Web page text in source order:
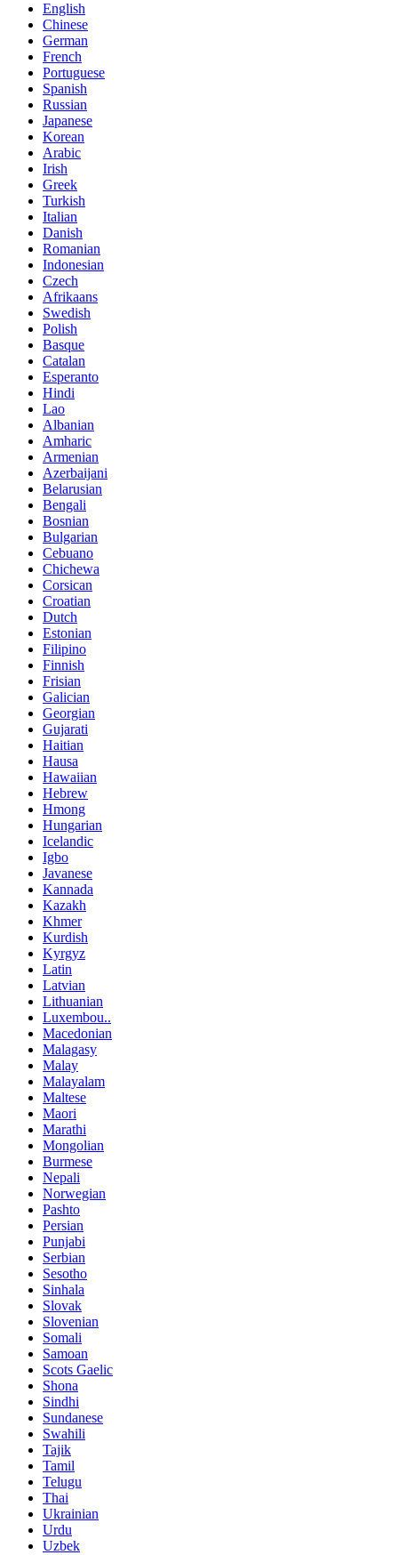
English
Chinese
German
French
Portuguese
Spanish
Russian
Japanese
Korean
Arabic
Irish
Greek
Turkish
Italian
Danish
Romanian
Indonesian
Czech
Afrikaans
Swedish
Polish
Basque
Catalan
Esperanto
Hindi
Lao
Albanian
Amharic
Armenian
Azerbaijani
Belarusian
Bengali
Bosnian
Bulgarian
Cebuano
Chichewa
Corsican
Croatian
Dutch
Estonian
Filipino
Finnish
Frisian
Galician
Georgian
Gujarati
Haitian
Hausa
Hawaiian
Hebrew
Hmong
Hungarian
Icelandic
Igbo
Javanese
Kannada
Kazakh
Khmer
Kurdish
Kyrgyz
Latin
Latvian
Lithuanian
Luxembou..
Macedonian
Malagasy
Malay
Malayalam
Maltese
Maori
Marathi
Mongolian
Burmese
Nepali
Norwegian
Pashto
Persian
Punjabi
Serbian
Sesotho
Sinhala
Slovak
Slovenian
Somali
Samoan
Scots Gaelic
Shona
Sindhi
Sundanese
Swahili
Tajik
Tamil
Telugu
Thai
Ukrainian
Urdu
Uzbek